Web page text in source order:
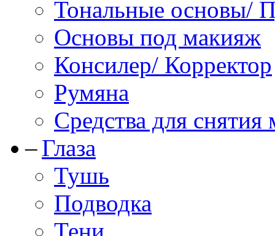
Тональные основы/
Основы под макияж
Консилер/ Корректор
Румяна
Средства для снятия
Глаза
Тушь
Подводка